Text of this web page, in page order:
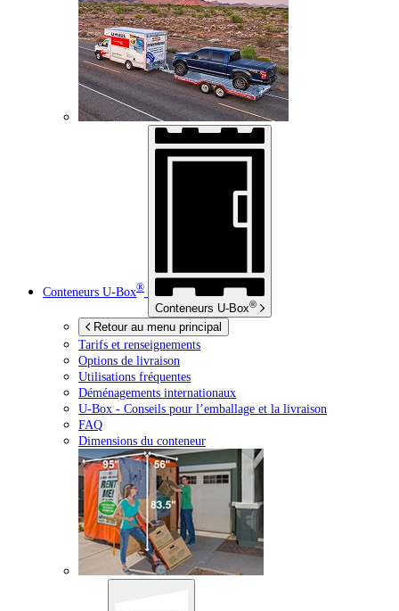
Conteneurs U-Box®
Conteneurs U-Box®
Retour au menu principal
Tarifs et renseignements
Options de livraison
Utilisations fréquentes
Déménagements internationaux
U-Box - Conseils pour l’emballage et la livraison
FAQ
Dimensions du conteneur